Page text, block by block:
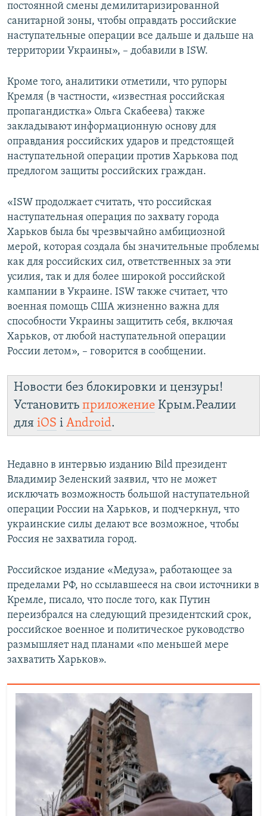
постоянной смены демилитаризированной
санитарной зоны, чтобы оправдать российские
наступательные операции все дальше и дальше на
территории Украины», – добавили в ISW.
Кроме того, аналитики отметили, что рупоры
Кремля (в частности, «известная российская
пропагандистка» Ольга Скабеева) также
закладывают информационную основу для
оправдания российских ударов и предстоящей
наступательной операции против Харькова под
предлогом защиты российских граждан.
«ISW продолжает считать, что российская
наступательная операция по захвату города
Харьков была бы чрезвычайно амбициозной
мерой, которая создала бы значительные проблемы
как для российских сил, ответственных за эти
усилия, так и для более широкой российской
кампании в Украине. ISW также считает, что
военная помощь США жизненно важна для
способности Украины защитить себя, включая
Харьков, от любой наступательной операции
России летом», – говорится в сообщении.
Новости без блокировки и цензуры!
Установить приложение Крым.Реалии
для iOS і Android.
Недавно в интервью изданию Bild президент
Владимир Зеленский заявил, что не может
исключать возможность большой наступательной
операции России на Харьков, и подчеркнул, что
украинские силы делают все возможное, чтобы
Россия не захватила город.
Российское издание «Медуза», работающее за
пределами РФ, но ссылавшееся на свои источники в
Кремле, писало, что после того, как Путин
переизбрался на следующий президентский срок,
российское военное и политическое руководство
размышляет над планами «по меньшей мере
захватить Харьков».